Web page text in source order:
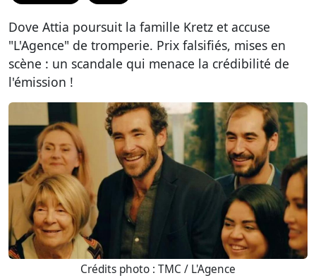
Dove Attia poursuit la famille Kretz et accuse
"L'Agence" de tromperie. Prix falsifiés, mises en
scène : un scandale qui menace la crédibilité de
l'émission !
Crédits photo : TMC / L'Agence